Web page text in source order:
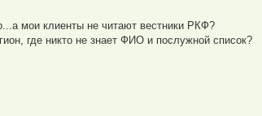
мои клиенты не читают вестники РКФ?
где никто не знает ФИО и послужной список?